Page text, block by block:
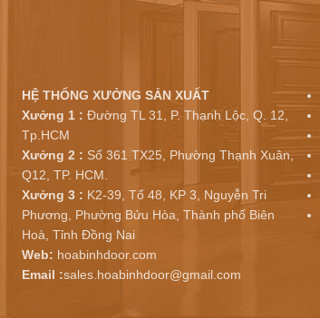
HỆ THỐNG XƯỞNG SẢN XUẤT
Xưởng 1 : Đường TL 31, P. Thạnh Lộc, Q. 12,
Tp.HCM
Xưởng 2 : Số 361 TX25, Phường Thạnh Xuân,
Q12, TP. HCM.
Xưởng 3 : K2-39, Tổ 48, KP 3, Nguyễn Tri
Phương, Phường Bửu Hòa, Thành phố Biên
Hoà, Tỉnh Đồng Nai
Web: hoabinhdoor.com
Email :sales.hoabinhdoor@gmail.com